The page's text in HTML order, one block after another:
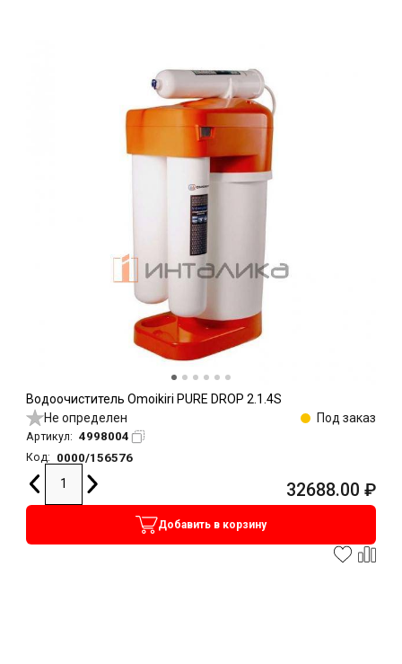
Водоочиститель Omoikiri PURE DROP 2.1.4S
Не определен
Под заказ
Артикул: 4998004
Код: 0000/156576
32688.00 ₽
Добавить в корзину